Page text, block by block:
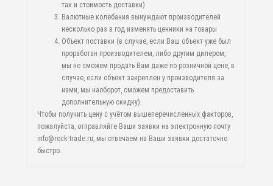
так и стоимость доставки)
Валютные колебания вынуждают производителей
несколько раз в год изменять ценники на товары
Объект поставки (в случае, если Ваш объект уже был
проработан производителем, либо другим дилером,
мы не сможем продать Вам даже по розничной цене, в
случае, если объект закреплен у производителя за
нами, мы наоборот, сможем предоставить
дополнительную скидку).
Чтобы получить цену с учётом вышеперечисленных факторов,
пожалуйста, отправляйте Ваши заявки на электронную почту
info@rock-trade.ru, мы отвечаем на Ваши заявки достаточно
быстро.